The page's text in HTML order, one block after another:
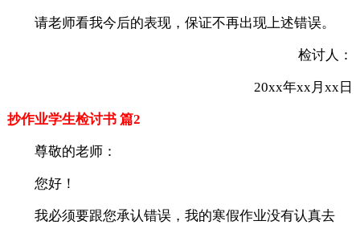
请老师看我今后的表现，保证不再出现上述错误。
检讨人：
20xx年xx月xx日
抄作业学生检讨书 篇2
尊敬的老师：
您好！
我必须要跟您承认错误，我的寒假作业没有认真去